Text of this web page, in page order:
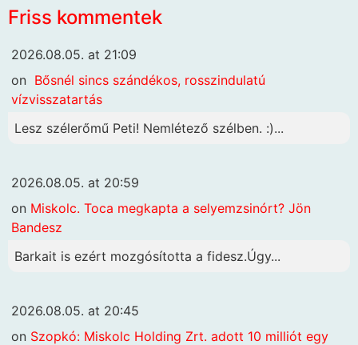
Friss kommentek
2026.08.05. at 21:09
on Bősnél sincs szándékos, rosszindulatú
vízvisszatartás
Lesz szélerőmű Peti! Nemlétező szélben. :)...
2026.08.05. at 20:59
on Miskolc. Toca megkapta a selyemzsinórt? Jön
Bandesz
Barkait is ezért mozgósította a fidesz.Úgy...
2026.08.05. at 20:45
on Szopkó: Miskolc Holding Zrt. adott 10 milliót egy